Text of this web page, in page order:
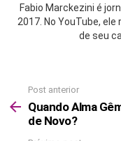
Fabio Marckezini é
2017. No YouTube,
de seu
more
Post anterior
Quando Alma
de Novo?